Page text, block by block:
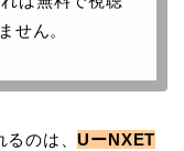
せん。
るのは、UーNXET